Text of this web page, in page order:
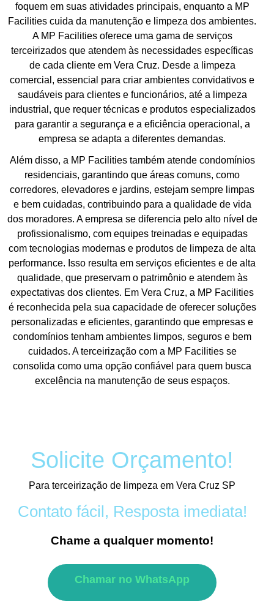
foquem em suas atividades principais, enquanto a MP
Facilities cuida da manutenção e limpeza dos ambientes.
A MP Facilities oferece uma gama de serviços
terceirizados que atendem às necessidades específicas
de cada cliente em Vera Cruz. Desde a limpeza
comercial, essencial para criar ambientes convidativos e
saudáveis para clientes e funcionários, até a limpeza
industrial, que requer técnicas e produtos especializados
para garantir a segurança e a eficiência operacional, a
empresa se adapta a diferentes demandas.
Além disso, a MP Facilities também atende condomínios
residenciais, garantindo que áreas comuns, como
corredores, elevadores e jardins, estejam sempre limpas
e bem cuidadas, contribuindo para a qualidade de vida
dos moradores. A empresa se diferencia pelo alto nível de
profissionalismo, com equipes treinadas e equipadas
com tecnologias modernas e produtos de limpeza de alta
performance. Isso resulta em serviços eficientes e de alta
qualidade, que preservam o patrimônio e atendem às
expectativas dos clientes. Em Vera Cruz, a MP Facilities
é reconhecida pela sua capacidade de oferecer soluções
personalizadas e eficientes, garantindo que empresas e
condomínios tenham ambientes limpos, seguros e bem
cuidados. A terceirização com a MP Facilities se
consolida como uma opção confiável para quem busca
excelência na manutenção de seus espaços.
Solicite Orçamento!
Para terceirização de limpeza em Vera Cruz SP
Contato fácil, Resposta imediata!
Chame a qualquer momento!
Chamar no WhatsApp